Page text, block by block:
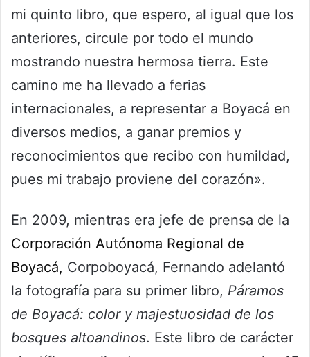
mi quinto libro, que espero, al igual que los
anteriores, circule por todo el mundo
mostrando nuestra hermosa tierra. Este
camino me ha llevado a ferias
internacionales, a representar a Boyacá en
diversos medios, a ganar premios y
reconocimientos que recibo con humildad,
pues mi trabajo proviene del corazón».
En 2009, mientras era jefe de prensa de la
Corporación Autónoma Regional de
Boyacá, Corpoboyacá, Fernando adelantó
la fotografía para su primer libro, Páramos
de Boyacá: color y majestuosidad de los
bosques altoandinos. Este libro de carácter